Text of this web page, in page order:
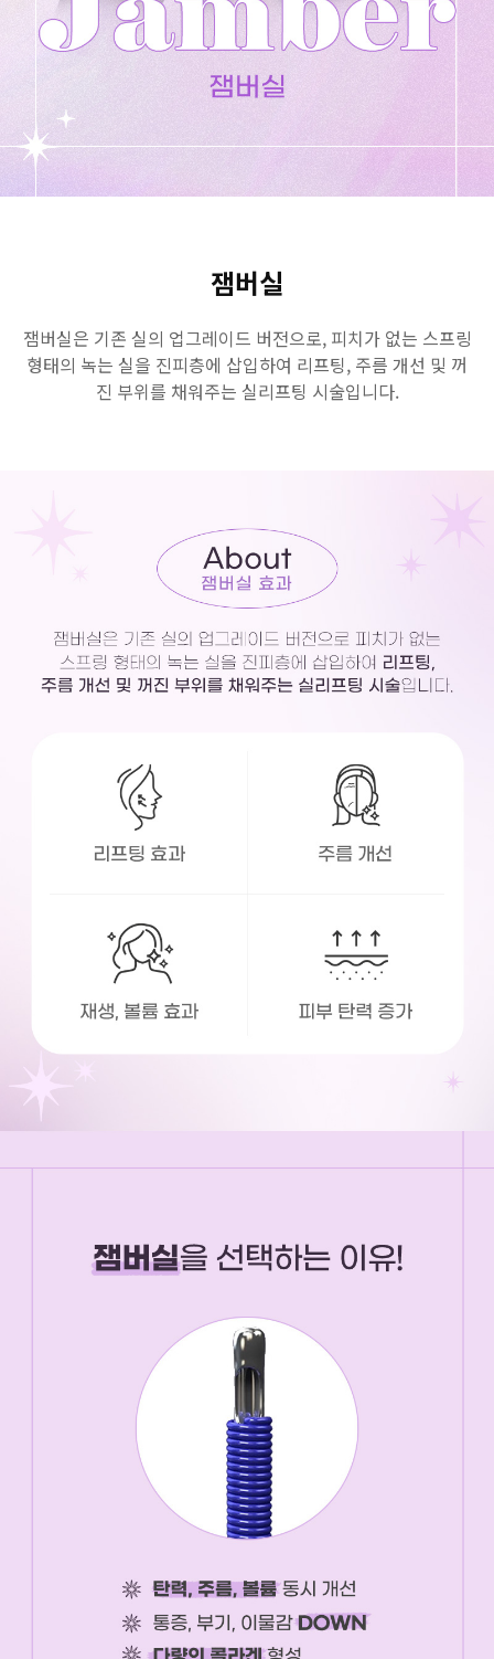
천안점 대전점
광주점
잼버실
잼버실은 기존 실의 업그레이드 버전으로, 피치가 없는 스프링
형태의 녹는 실을 진피층에 삽입하여 리프팅, 주름 개선 및 꺼
진 부위를 채워주는 실리프팅 시술입니다.